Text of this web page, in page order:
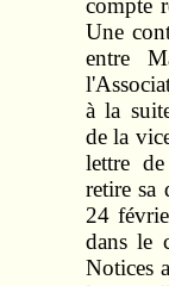
compte
Une
entre
à la
de la
lettre
retire sa
24
dans le
Notices